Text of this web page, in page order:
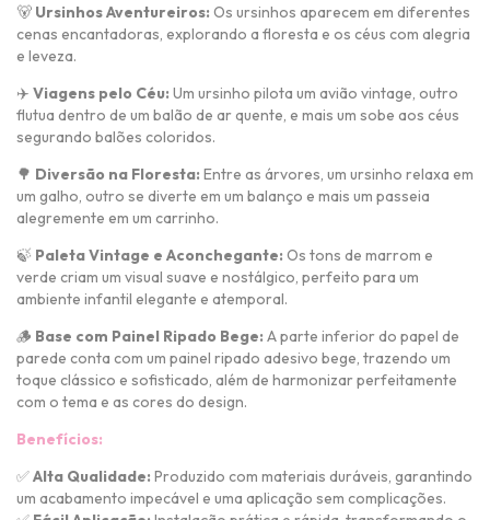
🐻 Ursinhos Aventureiros: Os ursinhos aparecem em diferentes
cenas encantadoras, explorando a floresta e os céus com alegria
e leveza.
✈️ Viagens pelo Céu: Um ursinho pilota um avião vintage, outro
flutua dentro de um balão de ar quente, e mais um sobe aos céus
segurando balões coloridos.
🌳 Diversão na Floresta: Entre as árvores, um ursinho relaxa em
um galho, outro se diverte em um balanço e mais um passeia
alegremente em um carrinho.
🍃 Paleta Vintage e Aconchegante: Os tons de marrom e
verde criam um visual suave e nostálgico, perfeito para um
ambiente infantil elegante e atemporal.
🪵 Base com Painel Ripado Bege: A parte inferior do papel de
parede conta com um painel ripado adesivo bege, trazendo um
toque clássico e sofisticado, além de harmonizar perfeitamente
com o tema e as cores do design.
Benefícios:
✅Alta Qualidade: Produzido com materiais duráveis, garantindo
um acabamento impecável e uma aplicação sem complicações.